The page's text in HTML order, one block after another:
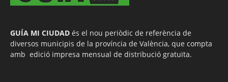
GUÍA MI CIUDAD és el nou periòdic de referència de
diversos municipis de la província de València, que compta
amb edició impresa mensual de distribució gratuïta.